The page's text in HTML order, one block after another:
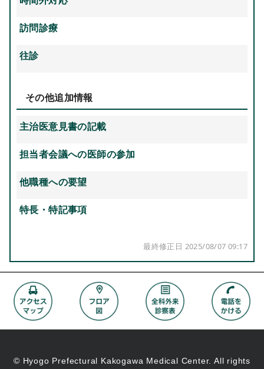
訪問診療
往診
その他追加情報
主治医意見書の記載
担当者会議への医師の参加
他職種への要望
特長・特記事項
最終修正日 2025/08/07 09:17
© Hyogo Prefectural Kakogawa Medical Center. All rights